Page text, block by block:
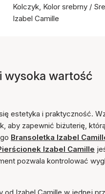
925
Kolczyk, Kolor srebrny /
Izabel Camille
wysoka wartość
estetyka i praktyczność.
aby zapewnić biżuterię, którą
Bransoletka Izabel
Izabel Camille
pozwala kontrolować